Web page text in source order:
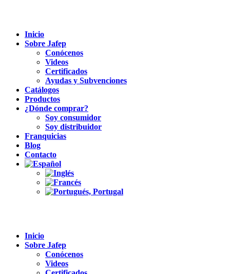
Inicio
Sobre Jafep
Conócenos
Videos
Certificados
Ayudas y Subvenciones
Catálogos
Productos
¿Dónde comprar?
Soy consumidor
Soy distribuidor
Franquicias
Blog
Contacto
Inicio
Sobre Jafep
Conócenos
Videos